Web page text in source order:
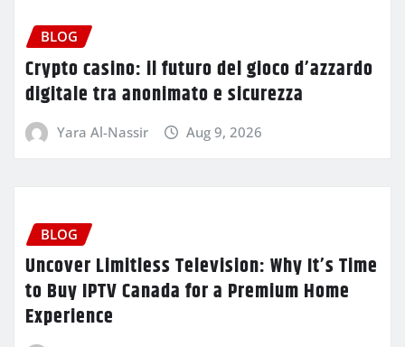
BLOG
Crypto casino: il futuro del gioco d’azzardo
digitale tra anonimato e sicurezza
Yara Al-Nassir Aug 9, 2026
BLOG
Uncover Limitless Television: Why It’s Time
to Buy IPTV Canada for a Premium Home
Experience